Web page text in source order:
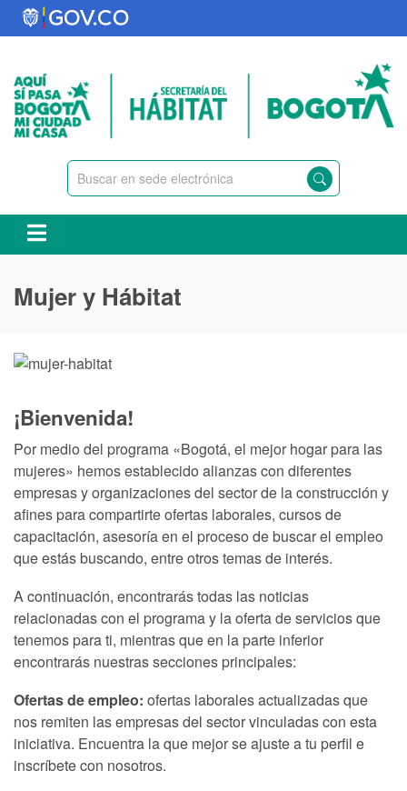
Pasar
al
principal
Mujer y Hábitat
¡Bienvenida!
Por medio del programa «Bogotá, el mejor hogar para las
mujeres» hemos establecido alianzas con diferentes
empresas y organizaciones del sector de la construcción y
afines para compartirte ofertas laborales, cursos de
capacitación, asesoría en el proceso de buscar el empleo
que estás buscando, entre otros temas de interés.
A continuación, encontrarás todas las noticias
relacionadas con el programa y la oferta de servicios que
tenemos para ti, mientras que en la parte inferior
encontrarás nuestras secciones principales:
Ofertas de empleo: ofertas laborales actualizadas que
nos remiten las empresas del sector vinculadas con esta
iniciativa. Encuentra la que mejor se ajuste a tu perfil e
inscríbete con nosotros.